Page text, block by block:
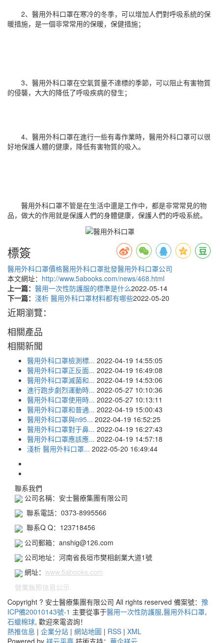
2、醫用外科口罩在寒冷的冬季，可以增加人們對呼吸系統的保
暖措施，是一個非常常用的保暖，保健措施；
3、醫用外科口罩在空氣質量不達標的季節，可以阻止有害物質
的侵襲，大大的降低了呼吸疾病的發生；
4、醫用外科口罩在進行一些有毒作業時，醫用外科口罩可以很
好地保護人體的健康，降低有害物質的吸入。
醫用外科口罩不管是在生活中還是工作中，都是非常常見的物
品，做大的作用就是保護人們的身體健康，保護人們的呼吸系統。
標簽
醫用外科口罩價格醫用外科口罩批發醫用外科口罩公司
本文網址： http://www.5abooks.com/news/468.html
上一篇： 醫用一次性防護服的標準是什么2022-05-14
下一篇： 淺析 醫用外科口罩材料都有哪些2022-05-20
近期瀏覽：
相關產品
相關新聞
醫用外科口罩檢測標... 2022-04-19 14:55:05
醫用外科口罩正反面... 2022-04-19 16:49:08
醫用外科口罩滅菌和... 2022-04-19 14:53:06
進行跑步劇烈運動時... 2022-05-27 10:10:36
醫用外科口罩使用時... 2022-05-27 10:13:11
醫用外科口罩和普通... 2022-04-19 15:00:43
醫用外科口罩與n95... 2022-04-19 16:52:25
醫用外科口罩對于鼻... 2022-04-19 16:27:43
醫用外科口罩應該應... 2022-04-19 14:57:18
淺析 醫用外科口罩... 2022-05-20 16:49:44
聯系我們
公司名稱：安士醫療集團有限公司
聯系電話：0373-8995566
聯系Q Q：123718456
公司郵箱：anshig@126.com
公司地址：河南省長垣市樊相創業大道1號
網址： www.5abooks.com
營業執照信息公示
Copyright ? 安士醫療集團有限公司 All rights reserved 備案號： 豫
ICP備20010143號-1 主要從事于醫用一次性防護服,醫用外科口罩,
石蠟棉球, 歡迎來電咨詢！
熱推信息 | 企業分站 | 網站地圖 | RSS | XML
Powered by 祥云平臺 技術支持： 華企祥云